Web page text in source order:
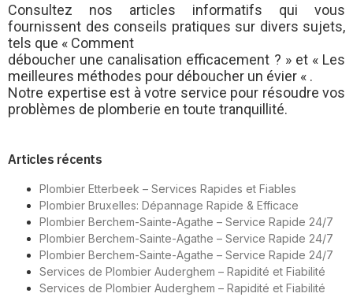
Consultez nos articles informatifs qui vous
fournissent des conseils pratiques sur divers sujets,
tels que « Comment
déboucher une canalisation efficacement ? » et « Les
meilleures méthodes pour déboucher un évier « .
Notre expertise est à votre service pour résoudre vos
problèmes de plomberie en toute tranquillité.
Articles récents
Plombier Etterbeek – Services Rapides et Fiables
Plombier Bruxelles: Dépannage Rapide & Efficace
Plombier Berchem-Sainte-Agathe – Service Rapide 24/7
Plombier Berchem-Sainte-Agathe – Service Rapide 24/7
Plombier Berchem-Sainte-Agathe – Service Rapide 24/7
Services de Plombier Auderghem – Rapidité et Fiabilité
Services de Plombier Auderghem – Rapidité et Fiabilité